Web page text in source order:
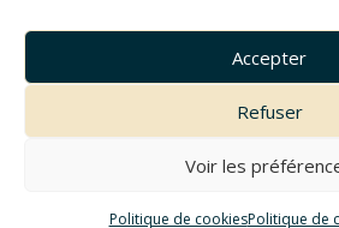
Accepter
Refuser
Voir les
Politique de cookiesPolitique de